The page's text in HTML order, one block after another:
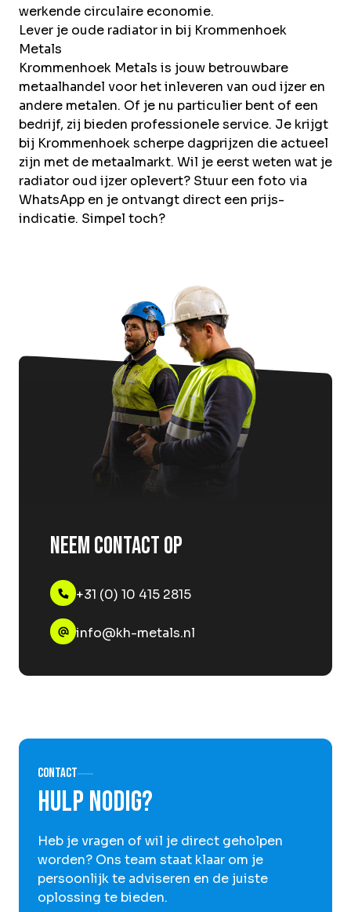
werkende circulaire economie.
Lever je oude radiator in bij Krommenhoek
Metals
Krommenhoek Metals is jouw betrouwbare
metaalhandel voor het inleveren van oud ijzer en
andere metalen. Of je nu particulier bent of een
bedrijf, zij bieden professionele service. Je krijgt
bij Krommenhoek scherpe dagprijzen die actueel
zijn met de metaalmarkt. Wil je eerst weten wat je
radiator oud ijzer oplevert? Stuur een foto via
WhatsApp en je ontvangt direct een prijs-
indicatie. Simpel toch?
Neem contact op
+31 (0) 10 415 2815
info@kh-metals.nl
Contact
Hulp nodig?
Heb je vragen of wil je direct geholpen
worden? Ons team staat klaar om je
persoonlijk te adviseren en de juiste
oplossing te bieden.